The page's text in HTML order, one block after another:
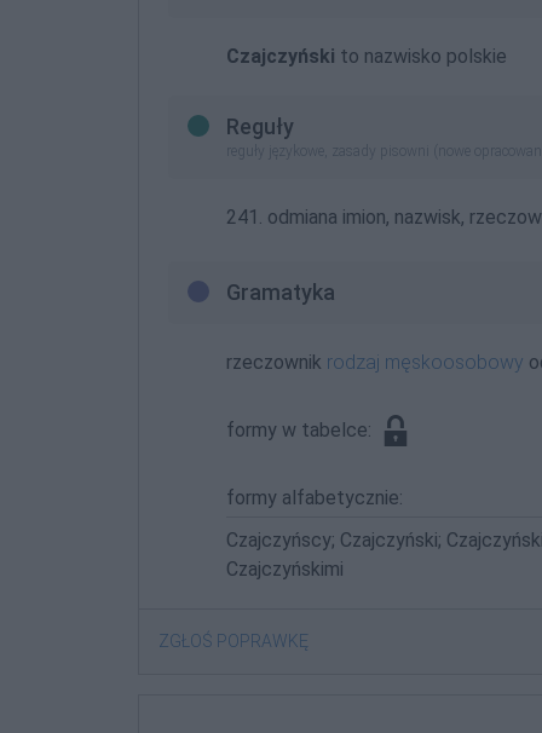
Czajczyński to nazwisko polskie
Reguły
reguły językowe, zasady pisowni (nowe
241. odmiana imion, nazwisk,
Gramatyka
rzeczownik rodzaj męskoosobowy
formy w tabelce:
formy alfabetycznie:
Czajczyńscy; Czajczyński;
Czajczyńskimi
ZGŁOŚ POPRAWKĘ